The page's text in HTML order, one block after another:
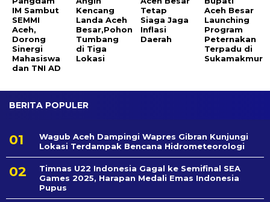
IM Sambut
SEMMI
Aceh,
Dorong
Sinergi
Mahasiswa
dan TNI AD
Kencang
Landa Aceh
Besar,Pohon
Tumbang
di Tiga
Lokasi
Tetap
Siaga Jaga
Inflasi
Daerah
Aceh Besar
Launching
Program
Peternakan
Terpadu di
Sukamakmur
BERITA POPULER
Wagub Aceh Dampingi Wapres Gibran Kunjungi
Lokasi Terdampak Bencana Hidrometeorologi
Timnas U22 Indonesia Gagal ke Semifinal SEA
Games 2025, Harapan Medali Emas Indonesia
Pupus